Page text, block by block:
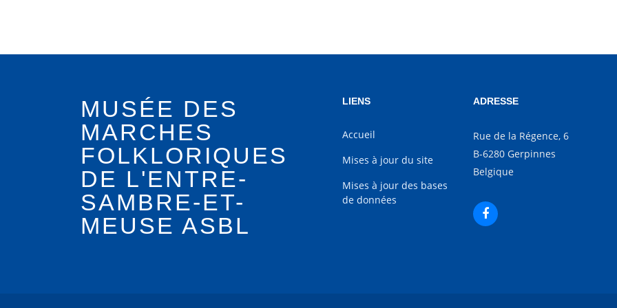
MUSÉE DES
MARCHES
FOLKLORIQUES
DE L'ENTRE-
SAMBRE-ET-
MEUSE ASBL
LIENS
Accueil
Mises à jour du site
Mises à jour des bases
de données
ADRESSE
Rue de la Régence, 6
B-6280 Gerpinnes
Belgique